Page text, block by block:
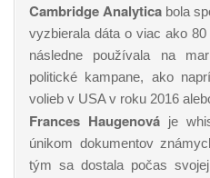
Cambridge Analytica bola
vyzbierala dáta o viac ako
následne používala na
politické kampane, ako
volieb v USA v roku 2016
Frances Haugenová je
únikom dokumentov
tým sa dostala počas